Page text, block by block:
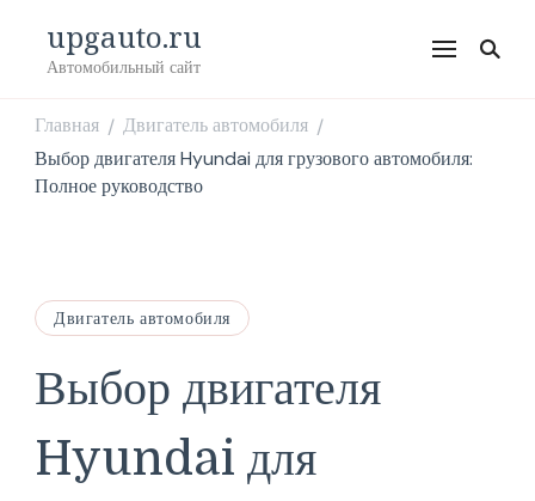
upgauto.ru
Автомобильный сайт
Главная / Двигатель автомобиля /
Выбор двигателя Hyundai для грузового автомобиля:
Полное руководство
Двигатель автомобиля
Выбор двигателя
Hyundai для